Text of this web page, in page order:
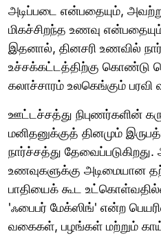
அடிப்படை என்பதையும்,
மிகச்சிறந்த உணவு
இதனால், தினசரி உணவில்
உச்சக்கட்டத்திற்கு கொண்டு
கலாச்சாரம் உலகெங்கும் பரவி
ஊட்டச்சத்து நிபுணர்களின்
மனிதனுக்குத் தினமும்
நார்ச்சத்து
உணவுகளுக்கு அடிமையான
பாதியைக் கூட
'ஃபைபர் மேக்ஸிங்' என்ற
வகைகள், பழங்கள் மற்றும்